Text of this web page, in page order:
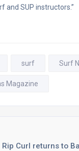
and SUP instructors.”
surf Surf
Magazine
Rip Curl returns to